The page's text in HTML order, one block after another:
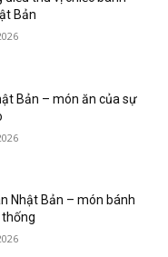
Bản
Bản – món ăn của sự
Nhật Bản – món bánh